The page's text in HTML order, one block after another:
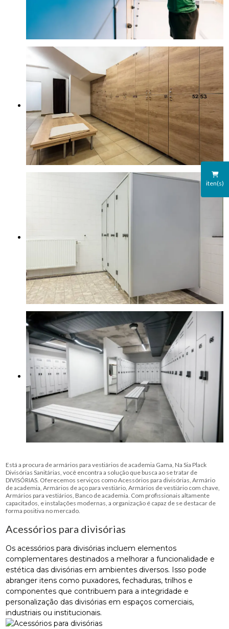
iten(s)
Está a procura de armários para vestiários de academia Gama, Na Sia Plack
Divisórias Sanitárias, você encontra a solução que busca ao se tratar de
DIVISÓRIAS. Oferecemos serviços como Acessórios para divisórias, Armário
de academia, Armários de aço para vestiário, Armários de vestiário com chave,
Armários para vestiários, Banco de academia. Com profissionais altamente
capacitados, e instalações modernas, a organização é capaz de se destacar de
forma positiva no mercado.
Acessórios para divisórias
Os acessórios para divisórias incluem elementos
complementares destinados a melhorar a funcionalidade e
estética das divisórias em ambientes diversos. Isso pode
abranger itens como puxadores, fechaduras, trilhos e
componentes que contribuem para a integridade e
personalização das divisórias em espaços comerciais,
industriais ou institucionais.